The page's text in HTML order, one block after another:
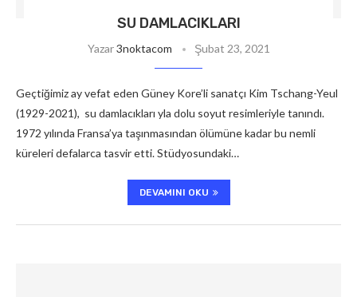
SU DAMLACIKLARI
Yazar3noktacom Şubat 23, 2021
Geçtiğimiz ay vefat eden Güney Kore’li sanatçı Kim Tschang-Yeul
(1929-2021), su damlacıkları yla dolu soyut resimleriyle tanındı.
1972 yılında Fransa’ya taşınmasından ölümüne kadar bu nemli
küreleri defalarca tasvir etti. Stüdyosundaki…
DEVAMINI OKU